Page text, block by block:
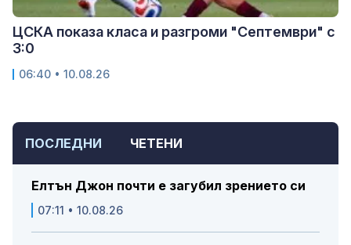
ПОСЛЕДНИ ЧЕТЕНИ
Елтън Джон почти е загубил зрението си
07:11 • 10.08.26
ЦСКА показа класа и разгроми "Септември" с
3:0
06:40 • 10.08.26